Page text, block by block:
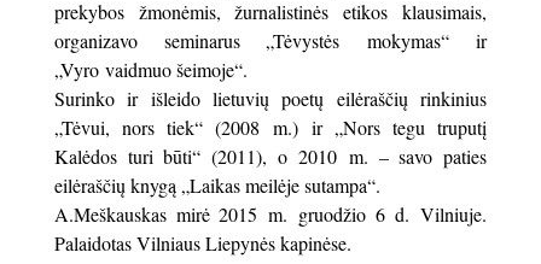
prekybos žmonėmis, žurnalistinės etikos klausimais,
organizavo seminarus „Tėvystės mokymas“ ir
„Vyro vaidmuo šeimoje“.
Surinko ir išleido lietuvių poetų eilėraščių rinkinius
„Tėvui, nors tiek“ (2008 m.) ir „Nors tegu truputį
Kalėdos turi būti“ (2011), o 2010 m. – savo paties
eilėraščių knygą „Laikas meilėje sutampa“.
A.Meškauskas mirė 2015 m. gruodžio 6 d. Vilniuje.
Palaidotas Vilniaus Liepynės kapinėse.